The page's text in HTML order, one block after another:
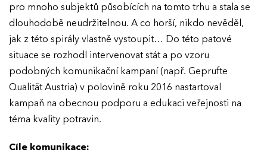
pro mnoho subjektů působících na tomto trhu a stala se
dlouhodobě neudržitelnou. A co horší, nikdo nevěděl,
jak z této spirály vlastně vystoupit… Do této patové
situace se rozhodl intervenovat stát a po vzoru
podobných komunikační kampaní (např. Geprufte
Qualität Austria) v polovině roku 2016 nastartoval
kampaň na obecnou podporu a edukaci veřejnosti na
téma kvality potravin.
Cíle komunikace: